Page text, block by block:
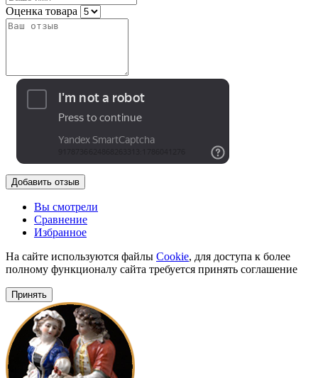
Оценка товара
Добавить отзыв
Вы смотрели
Сравнение
Избранное
На сайте используются файлы Cookie, для доступа к более
полному функционалу сайта требуется принять соглашение
Принять